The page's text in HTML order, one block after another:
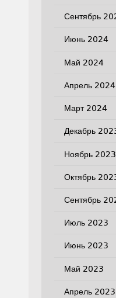
Сентябрь
Июнь 2024
Май 2024
Апрель 2024
Март 2024
Декабрь
Ноябрь 2023
Октябрь
Сентябрь
Июль 2023
Июнь 2023
Май 2023
Апрель 2023